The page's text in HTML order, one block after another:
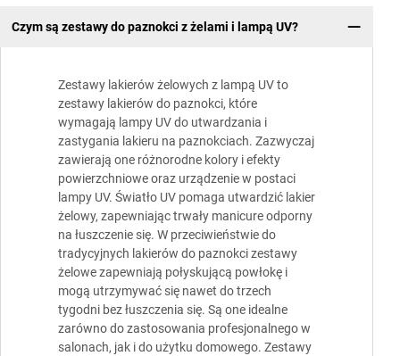
Czym są zestawy do paznokci z żelami i lampą UV?
Zestawy lakierów żelowych z lampą UV to
zestawy lakierów do paznokci, które
wymagają lampy UV do utwardzania i
zastygania lakieru na paznokciach. Zazwyczaj
zawierają one różnorodne kolory i efekty
powierzchniowe oraz urządzenie w postaci
lampy UV. Światło UV pomaga utwardzić lakier
żelowy, zapewniając trwały manicure odporny
na łuszczenie się. W przeciwieństwie do
tradycyjnych lakierów do paznokci zestawy
żelowe zapewniają połyskującą powłokę i
mogą utrzymywać się nawet do trzech
tygodni bez łuszczenia się. Są one idealne
zarówno do zastosowania profesjonalnego w
salonach, jak i do użytku domowego. Zestawy